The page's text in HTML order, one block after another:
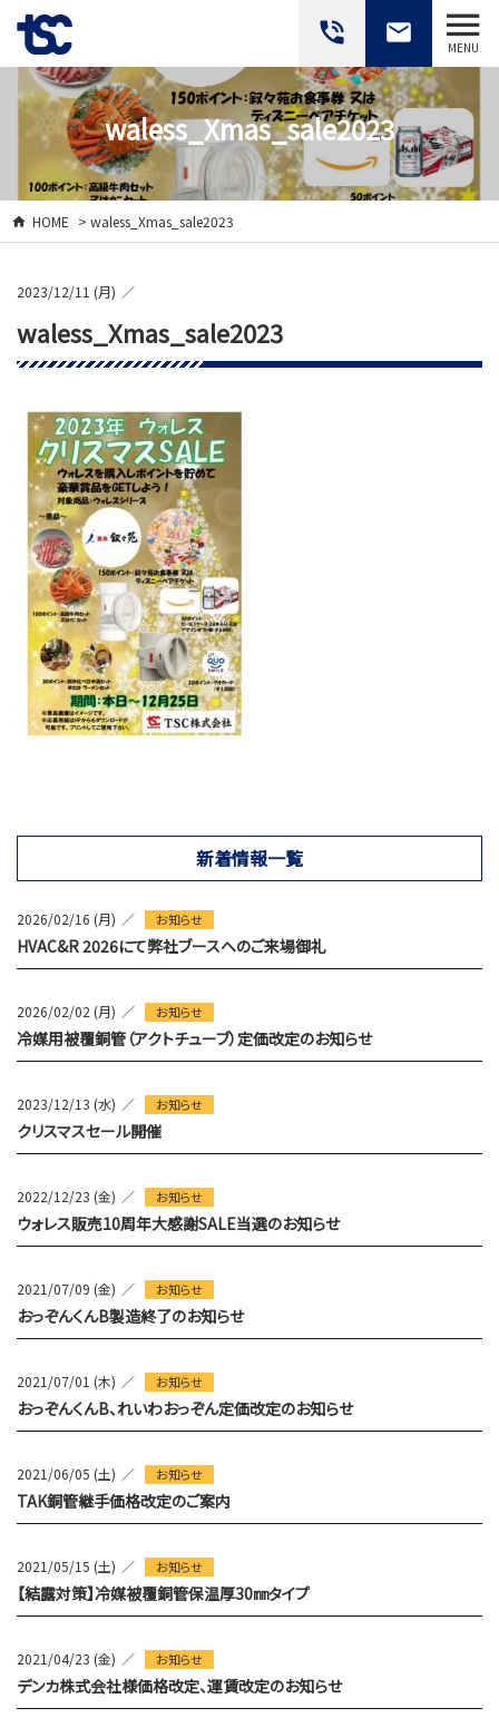
MENU
phone_in_talk email
waless_Xmas_sale2023
HOME > waless_Xmas_sale2023
2023/12/11 (月)
waless_Xmas_sale2023
新着情報一覧
2026/02/16 (月) お知らせ
HVAC&R 2026にて弊社ブースへのご来場御礼
2026/02/02 (月) お知らせ
冷媒用被覆銅管（アクトチューブ）定価改定のお知らせ
2023/12/13 (水) お知らせ
クリスマスセール開催
2022/12/23 (金) お知らせ
ウォレス販売10周年大感謝SALE当選のお知らせ
2021/07/09 (金) お知らせ
おっぞんくんB製造終了のお知らせ
2021/07/01 (木) お知らせ
おっぞんくんB、れいわおっぞん定価改定のお知らせ
2021/06/05 (土) お知らせ
TAK銅管継手価格改定のご案内
2021/05/15 (土) お知らせ
【結露対策】冷媒被覆銅管保温厚30㎜タイプ
2021/04/23 (金) お知らせ
デンカ株式会社様価格改定、運賃改定のお知らせ